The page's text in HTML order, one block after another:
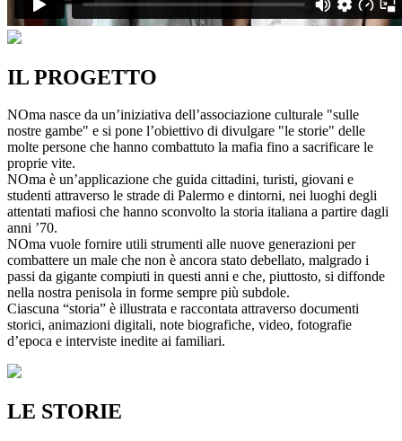
IL PROGETTO
NOma nasce da un’iniziativa dell’associazione culturale "sulle
nostre gambe" e si pone l’obiettivo di divulgare "le storie" delle
molte persone che hanno combattuto la mafia fino a sacrificare le
proprie vite.
NOma è un’applicazione che guida cittadini, turisti, giovani e
studenti attraverso le strade di Palermo e dintorni, nei luoghi degli
attentati mafiosi che hanno sconvolto la storia italiana a partire dagli
anni ’70.
NOma vuole fornire utili strumenti alle nuove generazioni per
combattere un male che non è ancora stato debellato, malgrado i
passi da gigante compiuti in questi anni e che, piuttosto, si diffonde
nella nostra penisola in forme sempre più subdole.
Ciascuna “storia” è illustrata e raccontata attraverso documenti
storici, animazioni digitali, note biografiche, video, fotografie
d’epoca e interviste inedite ai familiari.
LE STORIE